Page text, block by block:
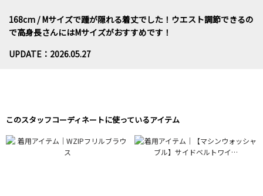
168cm / Mサイズで踵が隠れる着丈でした！ウエスト調節できるの
で高身長さんにはMサイズがおすすめです！
UPDATE：2026.05.27
このスタッフコーディネートに使っているアイテム